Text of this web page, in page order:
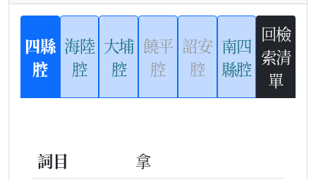
四縣
腔
海陸
腔
大埔
腔
饒平
腔
詔安
腔
南四
縣腔
回檢
索清
單
詞目
拿